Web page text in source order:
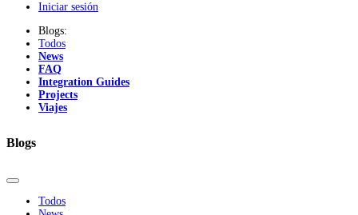
Iniciar sesión
Blogs:
Todos
News
FAQ
Integration Guides
Projects
Viajes
Blogs
Todos